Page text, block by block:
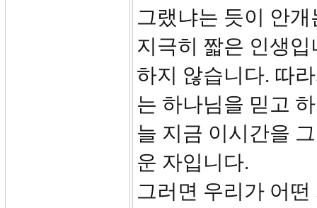
그랬냐는 듯이 안
지극히 짧은 인생
하지 않습니다. 따
는 하나님을 믿고
늘 지금 이시간을
운 자입니다.
그러면 우리가 어